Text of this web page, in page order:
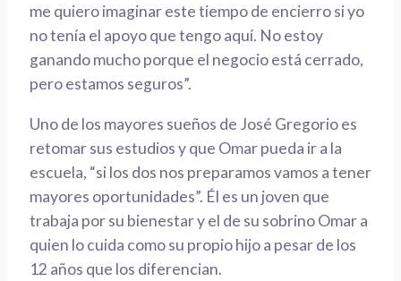
me quiero imaginar este tiempo de encierro si yo
no tenía el apoyo que tengo aquí. No estoy
ganando mucho porque el negocio está cerrado,
pero estamos seguros”.
Uno de los mayores sueños de José Gregorio es
retomar sus estudios y que Omar pueda ir a la
escuela, “si los dos nos preparamos vamos a tener
mayores oportunidades”. Él es un joven que
trabaja por su bienestar y el de su sobrino Omar a
quien lo cuida como su propio hijo a pesar de los
12 años que los diferencian.